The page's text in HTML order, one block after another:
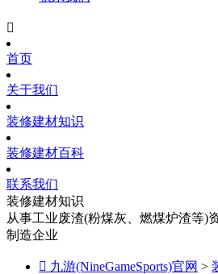

首页
关于我们
装修建材知识
装修建材百科
联系我们
装修建材知识
从事工业废渣(粉煤灰、燃煤炉渣等)
制造企业
 九游(NineGameSports)官网 >